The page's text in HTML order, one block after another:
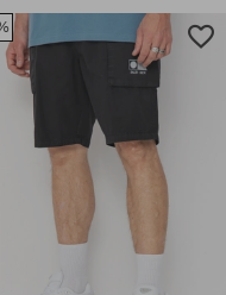
rozmiary:
XXL